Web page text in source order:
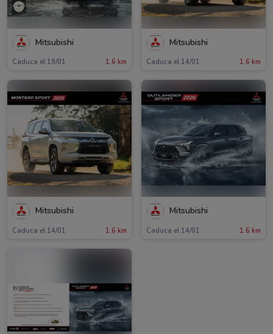
Mitsubishi
Caduca el 19/01 1.6 km
Mitsubishi
Caduca el 14/01 1.6 km
Mitsubishi
Caduca el 14/01 1.6 km
Mitsubishi
Caduca el 14/01 1.6 km